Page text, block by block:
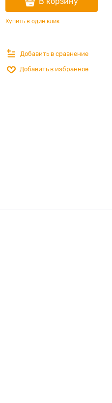
Купить в один клик
Добавить в сравнение
Добавить в избранное